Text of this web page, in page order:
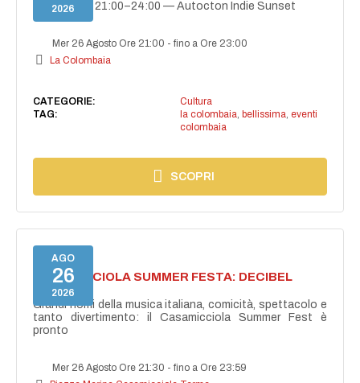
2026
26 agosto | 21:00–24:00 — Autocton Indie Sunset
Mer 26 Agosto Ore 21:00 -fino a Ore 23:00
La Colombaia
CATEGORIE:
Cultura
TAG:
la colombaia bellissima eventi
colombaia
SCOPRI
AGO
26
2026
CASAMICCIOLA SUMMER FESTA: DECIBEL
BELLINI
Grandi nomi della musica italiana, comicità, spettacolo e
tanto divertimento: il Casamicciola Summer Fest è
pronto
Mer 26 Agosto Ore 21:30 -fino a Ore 23:59